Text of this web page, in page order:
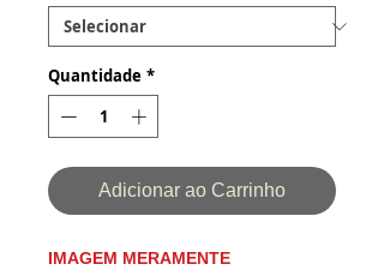
Quantidade *
Adicionar ao Carrinho
IMAGEM MERAMENTE